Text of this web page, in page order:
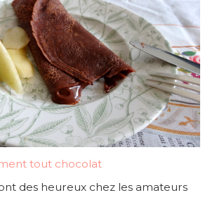
tout chocolat
des heureux chez les amateurs